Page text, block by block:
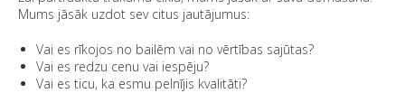
Mums jāsāk uzdot sev citus jautājumus:
Vai es rīkojos no bailēm vai no vērtības sajūtas?
Vai es redzu cenu vai iespēju?
Vai es ticu, ka esmu pelnījis kvalitāti?